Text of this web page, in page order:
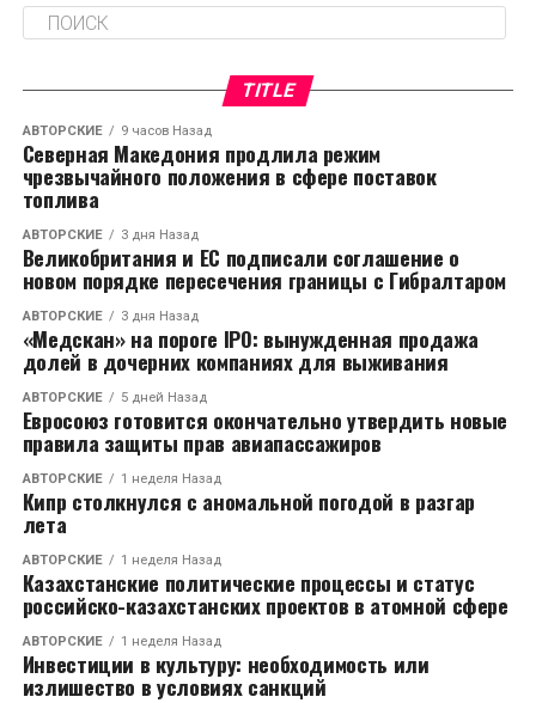
летнюю девочку
«Домодедово» удерживает самолеты «ВИМ-Авиа»
из-за образовавшейся задолженности
TITLE
АВТОРСКИЕ 9 часов Назад
Северная Македония продлила режим
чрезвычайного положения в сфере поставок
топлива
АВТОРСКИЕ 3 дня Назад
Великобритания и ЕС подписали соглашение о
новом порядке пересечения границы с Гибралтаром
АВТОРСКИЕ 3 дня Назад
«Медскан» на пороге IPO: вынужденная продажа
долей в дочерних компаниях для выживания
АВТОРСКИЕ 5 дней Назад
Евросоюз готовится окончательно утвердить новые
правила защиты прав авиапассажиров
АВТОРСКИЕ 1 неделя Назад
Кипр столкнулся с аномальной погодой в разгар
лета
АВТОРСКИЕ 1 неделя Назад
Казахстанские политические процессы и статус
российско-казахстанских проектов в атомной сфере
АВТОРСКИЕ 1 неделя Назад
Инвестиции в культуру: необходимость или
излишество в условиях санкций